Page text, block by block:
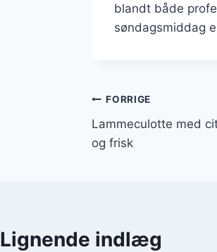
blandt både
søndagsmiddag
FORRIGE
Lammeculotte med
og frisk
Lignende indlæg